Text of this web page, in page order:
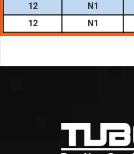
12
N1
12
N1